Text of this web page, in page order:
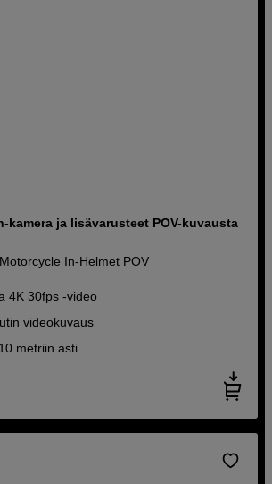
kamera ja lisävarusteet POV-kuvausta
In-Helmet POV
4K 30fps -video
videokuvaus
metriin asti